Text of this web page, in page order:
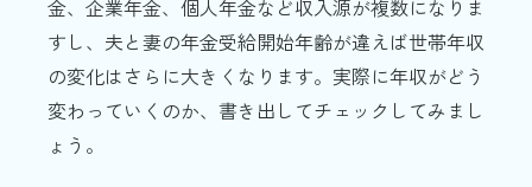
金、企業年金、個人年金など収入源が複数になりま
すし、夫と妻の年金受給開始年齢が違えば世帯年収
の変化はさらに大きくなります。実際に年収がどう
変わっていくのか、書き出してチェックしてみまし
ょう。